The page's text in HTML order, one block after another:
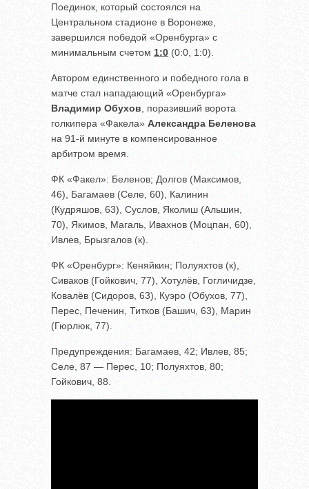
Поединок, который состоялся на
Центральном стадионе в Воронеже,
завершился победой «Оренбурга» с
минимальным счетом 1:0 (0:0, 1:0).
Автором единственного и победного гола в
матче стал нападающий «Оренбурга»
Владимир Обухов , поразивший ворота
голкипера «Факела» Александра Беленова
на 91-й минуте в компенсированное
арбитром время.
ФК «Факел»: Беленов; Долгов (Максимов,
46), Багамаев (Селе, 60), Калинин
(Кудряшов, 63), Суслов, Яколиш (Альшин,
70), Якимов, Магаль, Ивахнов (Моцпан, 60),
Ивлев, Брызгалов (к).
ФК «Оренбург»: Кеняйкин; Полуяхтов (к),
Сиваков (Гойкович, 77), Хотулёв, Гогличидзе,
Ковалёв (Сидоров, 63), Куэро (Обухов, 77),
Перес, Печенин, Титков (Башич, 63), Марин
(Гюрлюк, 77).
Предупреждения: Багамаев, 42; Ивлев, 85;
Селе, 87 — Перес, 10; Полуяхтов, 80;
Гойкович, 88.